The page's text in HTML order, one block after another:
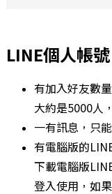
LINE個人帳號
有加入好友數
大約是5000人
一有訊息，只
有電腦版的
下載電腦版
登入使用，如